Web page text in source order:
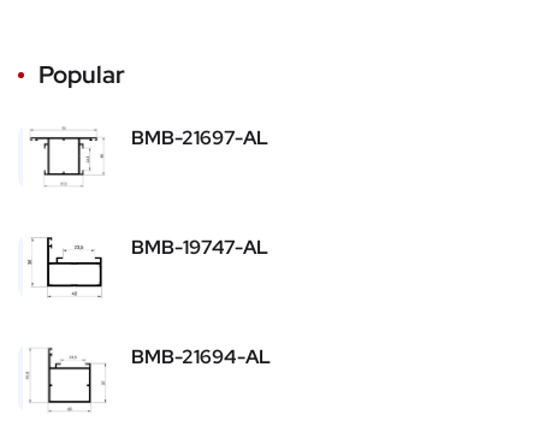
Popular
BMB-21697-AL
BMB-19747-AL
BMB-21694-AL